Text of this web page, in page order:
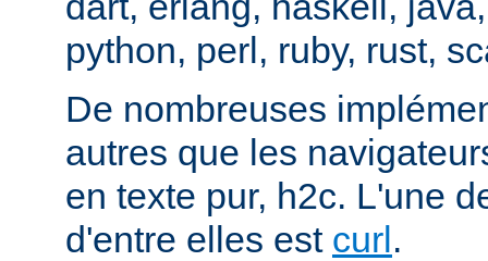
python, perl, ruby, rust,
De nombreuses
autres que les
en texte pur, h2c. L'une
d'entre elles est curl.